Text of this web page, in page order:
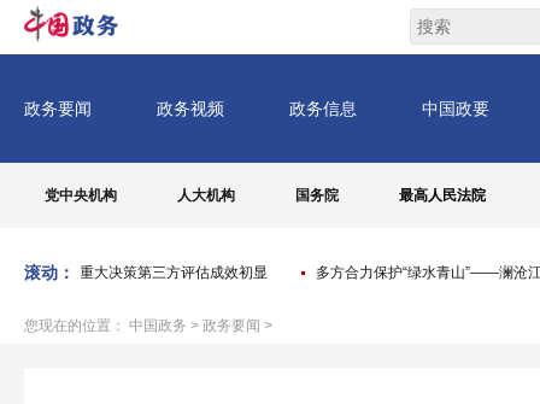
党中央机构 人大机构 国务院 最高人民法院
滚动：
人民政府重大决策第三方评估成效初显 多方合力保护“绿水青山”——澜沧江
您现在的位置： 中国政务 > 政务要闻 >